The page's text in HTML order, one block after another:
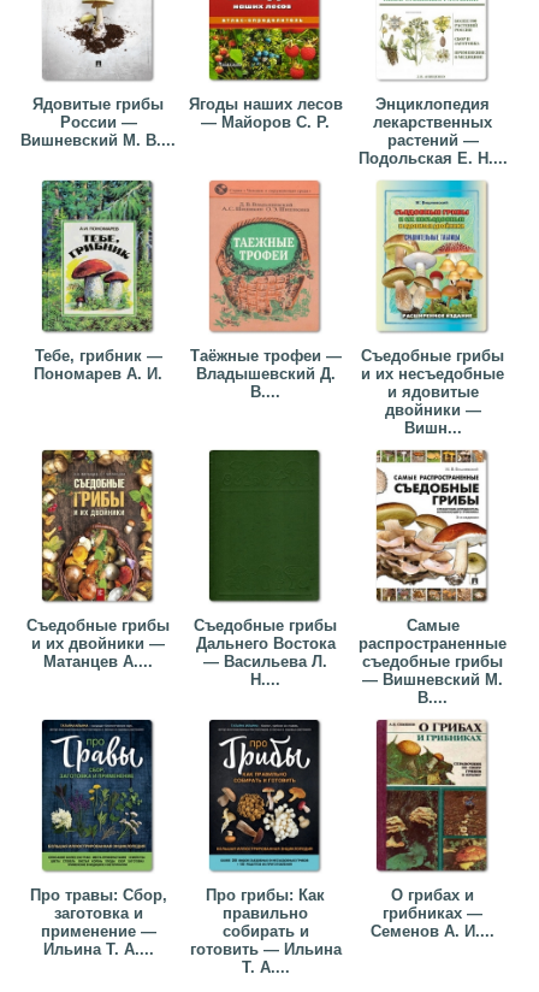
Ядовитые грибы
России —
Вишневский М. В....
Ягоды наших лесов
— Майоров С. Р.
Энциклопедия
лекарственных
растений —
Подольская Е. Н....
Тебе, грибник —
Пономарев А. И.
Таёжные трофеи —
Владышевский Д.
В....
Съедобные грибы
и их несъедобные
и ядовитые
двойники —
Вишн...
Съедобные грибы
и их двойники —
Матанцев А....
Съедобные грибы
Дальнего Востока
— Васильева Л.
Н....
Самые
распространенные
съедобные грибы
— Вишневский М.
В....
Про травы: Сбор,
заготовка и
применение —
Ильина Т. А....
Про грибы: Как
правильно
собирать и
готовить — Ильина
Т. А....
О грибах и
грибниках —
Семенов А. И....